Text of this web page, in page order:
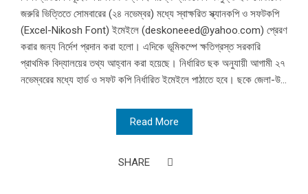
জরুরি ভিত্তিতে সোমবারের (২৪ নভেম্বর) মধ্যে স্বাক্ষরিত স্ক্যানকপি ও সফটকপি
(Excel-Nikosh Font) ইমেইলে (deskoneeed@yahoo.com) প্রেরণ
করার জন্য নির্দেশ প্রদান করা হলো। এদিকে ভূমিকম্পে ক্ষতিগ্রস্ত সরকারি
প্রাথমিক বিদ্যালয়ের তথ্য আহ্বান করা হয়েছে। নির্ধারিত ছক অনুযায়ী আগামী ২৭
নভেম্বরের মধ্যে হার্ড ও সফট কপি নির্ধারিত ইমেইলে পাঠাতে হবে। ছকে জেলা-উ...
Read More
SHARE